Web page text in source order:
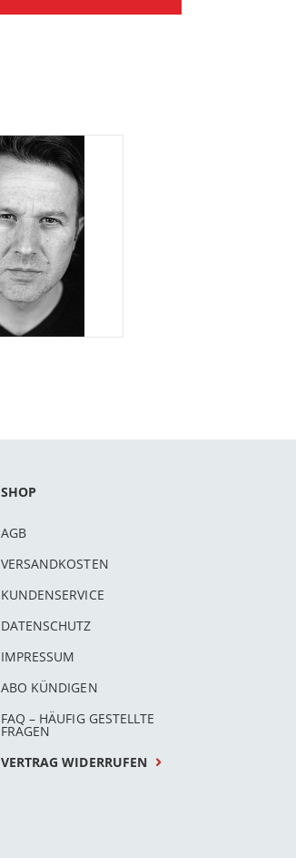
SHOP
AGB
VERSANDKOSTEN
KUNDENSERVICE
DATENSCHUTZ
IMPRESSUM
ABO KÜNDIGEN
FAQ – HÄUFIG GESTELLTE
FRAGEN
VERTRAG WIDERRUFEN